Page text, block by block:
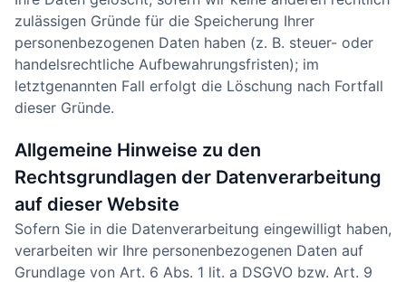
zulässigen Gründe für die Speicherung Ihrer
personenbezogenen Daten haben (z. B. steuer- oder
handelsrechtliche Aufbewahrungsfristen); im
letztgenannten Fall erfolgt die Löschung nach Fortfall
dieser Gründe.
Allgemeine Hinweise zu den
Rechtsgrundlagen der Datenverarbeitung
auf dieser Website
Sofern Sie in die Datenverarbeitung eingewilligt haben,
verarbeiten wir Ihre personenbezogenen Daten auf
Grundlage von Art. 6 Abs. 1 lit. a DSGVO bzw. Art. 9